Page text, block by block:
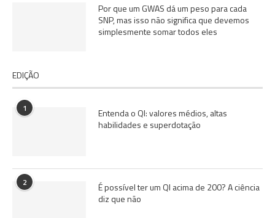
Por que um GWAS dá um peso para cada
SNP, mas isso não significa que devemos
simplesmente somar todos eles
EDIÇÃO
1
Entenda o QI: valores médios, altas
habilidades e superdotação
2
É possível ter um QI acima de 200? A ciência
diz que não